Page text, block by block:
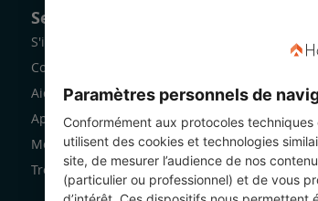
Paramètres personnels de
Conformément aux protocoles
utilisent des cookies et technologies
site, de mesurer l’audience de nos
(particulier ou professionnel) et de vous
Services Pro
S'inscrire
Comment ça marche
Aide
Application Mobile
Mon espace
Trouver des chantiers
Revue de